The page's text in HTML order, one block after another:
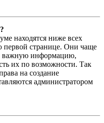
находятся ниже всех
первой странице. Они чаще
важную информацию,
их по возможности. Так
на создание
администратором